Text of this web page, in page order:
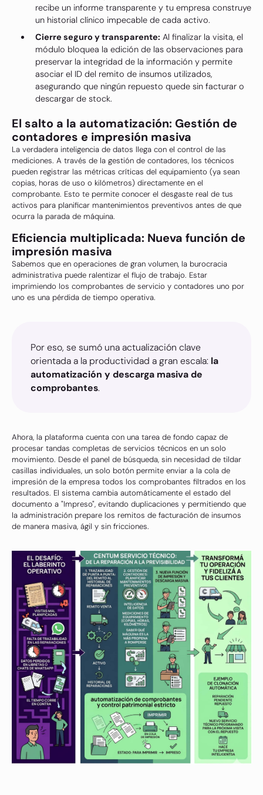
recibe un informe transparente y tu empresa construye
un historial clínico impecable de cada activo.
Cierre seguro y transparente: Al finalizar la visita, el
módulo bloquea la edición de las observaciones para
preservar la integridad de la información y permite
asociar el ID del remito de insumos utilizados,
asegurando que ningún repuesto quede sin facturar o
descargar de stock.
El salto a la automatización: Gestión de
contadores e impresión masiva
La verdadera inteligencia de datos llega con el control de las
mediciones. A través de la gestión de contadores, los técnicos
pueden registrar las métricas críticas del equipamiento (ya sean
copias, horas de uso o kilómetros) directamente en el
comprobante. Esto te permite conocer el desgaste real de tus
activos para planificar mantenimientos preventivos antes de que
ocurra la parada de máquina.
Eficiencia multiplicada: Nueva función de
impresión masiva
Sabemos que en operaciones de gran volumen, la burocracia
administrativa puede ralentizar el flujo de trabajo. Estar
imprimiendo los comprobantes de servicio y contadores uno por
uno es una pérdida de tiempo operativa.
Por eso, se sumó una actualización clave
orientada a la productividad a gran escala: la
automatización y descarga masiva de
comprobantes.
Ahora, la plataforma cuenta con una tarea de fondo capaz de
procesar tandas completas de servicios técnicos en un solo
movimiento. Desde el panel de búsqueda, sin necesidad de tildar
casillas individuales, un solo botón permite enviar a la cola de
impresión de la empresa todos los comprobantes filtrados en los
resultados. El sistema cambia automáticamente el estado del
documento a "Impreso", evitando duplicaciones y permitiendo que
la administración prepare los remitos de facturación de insumos
de manera masiva, ágil y sin fricciones.